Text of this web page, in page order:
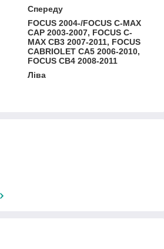
Спереду
FOCUS 2004-/FOCUS C-MAX
CAP 2003-2007, FOCUS C-
MAX CB3 2007-2011, FOCUS
CABRIOLET CA5 2006-2010,
FOCUS CB4 2008-2011
Ліва